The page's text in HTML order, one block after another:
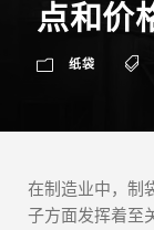
点和价
纸袋
在制造业中，制
子方面发挥着至